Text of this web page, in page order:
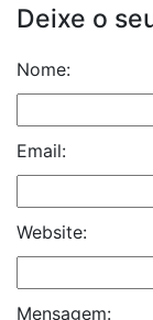
Deixe o
Nome:
Email:
Website:
Mensagem: